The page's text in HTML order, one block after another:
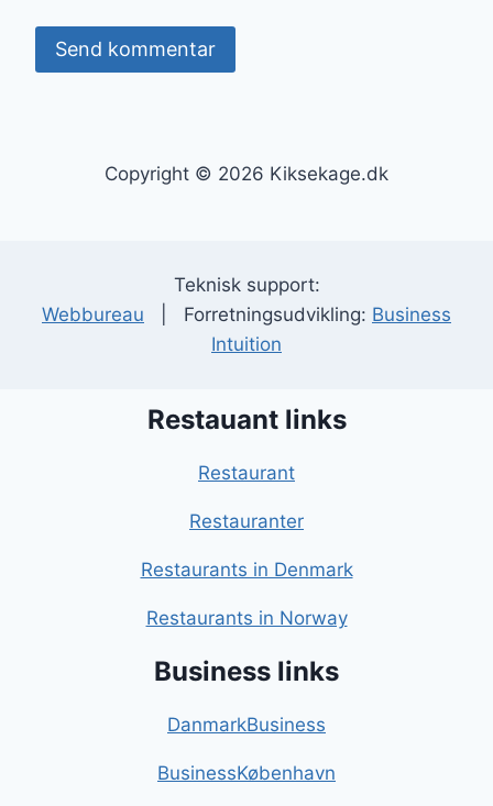
Copyright © 2026 Kiksekage.dk
Teknisk support:
Webbureau | Forretningsudvikling: Business
Intuition
Restauant links
Restaurant
Restauranter
Restaurants in Denmark
Restaurants in Norway
Business links
DanmarkBusiness
BusinessKøbenhavn